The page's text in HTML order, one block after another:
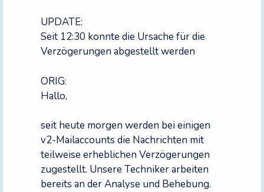
UPDATE:
Seit 12:30 konnte die Ursache für die
Verzögerungen abgestellt werden
ORIG:
Hallo,
seit heute morgen werden bei einigen
v2-Mailaccounts die Nachrichten mit
teilweise erheblichen Verzögerungen
zugestellt. Unsere Techniker arbeiten
bereits an der Analyse und Behebung.